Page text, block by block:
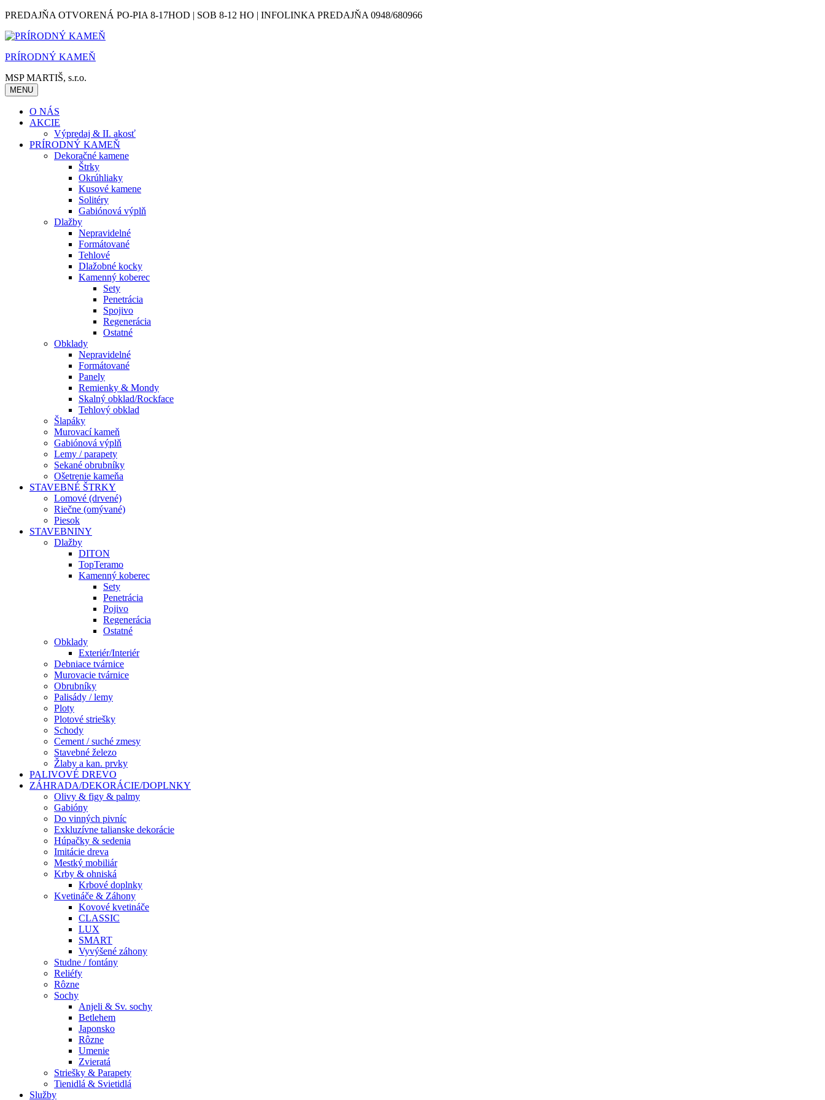
Skip
content
PREDAJŇA OTVORENÁ PO-PIA 8-17HOD | SOB 8-12 HO | INFOLINKA PREDAJŇA 0948/680966
PRÍRODNÝ KAMEŇ
MSP MARTIŠ, s.r.o.
MENU
O NÁS
AKCIE
Výpredaj & II. akosť
PRÍRODNÝ KAMEŇ
Dekoračné kamene
Štrky
Okrúhliaky
Kusové kamene
Solitéry
Gabiónová výplň
Dlažby
Nepravidelné
Formátované
Tehlové
Dlažobné kocky
Kamenný koberec
Sety
Penetrácia
Spojivo
Regenerácia
Ostatné
Obklady
Nepravidelné
Formátované
Panely
Remienky & Mondy
Skalný obklad/Rockface
Tehlový obklad
Šlapáky
Murovací kameň
Gabiónová výplň
Lemy / parapety
Sekané obrubníky
Ošetrenie kameňa
STAVEBNÉ ŠTRKY
Lomové (drvené)
Riečne (omývané)
Piesok
STAVEBNINY
Dlažby
DITON
TopTeramo
Kamenný koberec
Sety
Penetrácia
Pojivo
Regenerácia
Ostatné
Obklady
Exteriér/Interiér
Debniace tvárnice
Murovacie tvárnice
Obrubníky
Palisády / lemy
Ploty
Plotové striešky
Schody
Cement / suché zmesy
Stavebné železo
Žlaby a kan. prvky
PALIVOVÉ DREVO
ZÁHRADA/DEKORÁCIE/DOPLNKY
Olivy & figy & palmy
Gabióny
Do vinných pivníc
Exkluzívne talianske dekorácie
Húpačky & sedenia
Imitácie dreva
Mestký mobiliár
Krby & ohniská
Krbové doplnky
Kvetináče & Záhony
Kovové kvetináče
CLASSIC
LUX
SMART
Vyvýšené záhony
Studne / fontány
Reliéfy
Rôzne
Sochy
Anjeli & Sv. sochy
Betlehem
Japonsko
Rôzne
Umenie
Zvieratá
Striešky & Parapety
Tienidlá & Svietidlá
Služby